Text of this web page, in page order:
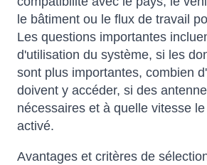
le bâtiment ou le flux de travail
Les questions importantes
d'utilisation du système, si les
sont plus importantes, combien
doivent y accéder, si des
nécessaires et à quelle vitesse
activé.
Avantages et critères de